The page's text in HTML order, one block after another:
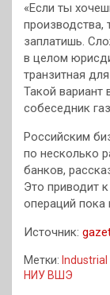
«Если ты
производства,
заплатишь.
в целом
транзитная
Такой вариант
собеседник
Российским
по несколько
банков,
Это приводит
операций пока
Источник:
Метки:
НИУ ВШЭ